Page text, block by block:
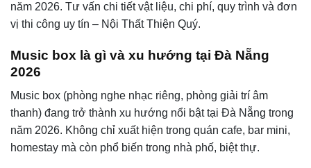
năm 2026. Tư vấn chi tiết vật liệu, chi phí, quy trình và đơn
vị thi công uy tín – Nội Thất Thiện Quý.
Music box là gì và xu hướng tại Đà Nẵng
2026
Music box (phòng nghe nhạc riêng, phòng giải trí âm
thanh) đang trở thành xu hướng nổi bật tại Đà Nẵng trong
năm 2026. Không chỉ xuất hiện trong quán cafe, bar mini,
homestay mà còn phổ biến trong nhà phố, biệt thự.